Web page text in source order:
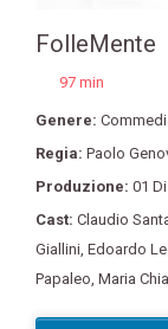
FolleMente
97 min
Genere:
Regia: Paolo
Produzione: 01
Cast: Claudio
Giallini Edoardo
Papaleo Maria